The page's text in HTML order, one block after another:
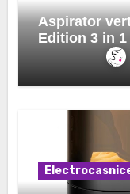
Aspirator
Edition 3 in